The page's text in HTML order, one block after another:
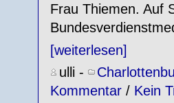
Frau Thiemen. Auf
[weiterlesen]
ulli -
Kommentar/ Kein